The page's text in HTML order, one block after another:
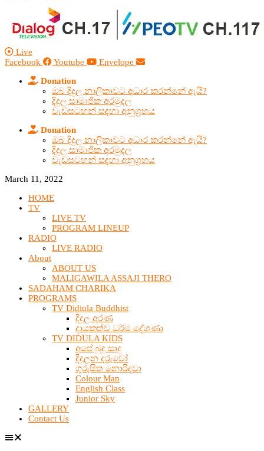
Live
Facebook
Youtube Envelope
Donation
ඔබ දිදුල නාලිකාවට අධාර කරන්නේ ඇයි?
දිදුල සාමාජික අරමුදල
වැඩසටහන් සඳහා අනුග්‍රහය
Donation
ඔබ දිදුල නාලිකාවට අධාර කරන්නේ ඇයි?
දිදුල සාමාජික අරමුදල
වැඩසටහන් සඳහා අනුග්‍රහය
March 11, 2022
HOME
TV
LIVE TV
PROGRAM LINEUP
RADIO
LIVE RADIO
About
ABOUT US
MALIGAWILA ASSAJI THERO
SADAHAM CHARIKA
PROGRAMS
TV Didiula Buddhist
දිදුල අරණ
දායකත්ව ධර්ම දේශණා
TV DIDULA KIDS
අපේ බුදු සාදු
දිදුලන දරුවෝ
ගුරුසිත නොරිදවා
Colour Man
English Class
Junior Sky
GALLERY
Contact Us